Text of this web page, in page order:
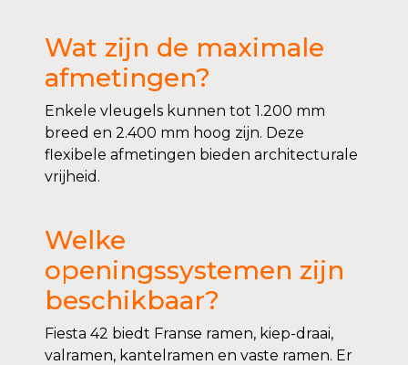
Wat zijn de maximale
afmetingen?
Enkele vleugels kunnen tot 1.200 mm
breed en 2.400 mm hoog zijn. Deze
flexibele afmetingen bieden architecturale
vrijheid.
Welke
openingssystemen zijn
beschikbaar?
Fiesta 42 biedt Franse ramen, kiep-draai,
valramen, kantelramen en vaste ramen. Er